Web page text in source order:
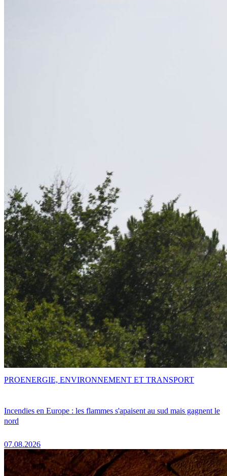
Incendies en Europe : les flammes s'apaisent au sud mais gagnent le
nord
07.08.2026
PROENERGIE, ENVIRONNEMENT ET TRANSPORT